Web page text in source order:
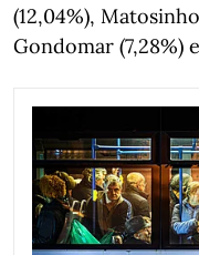
(12,04%),
Gondomar (7,28%)